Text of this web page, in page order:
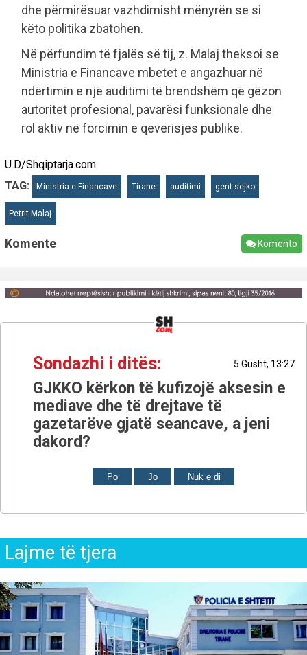
dhe përmirësuar vazhdimisht mënyrën se si
këto politika zbatohen.
Në përfundim të fjalës së tij, z. Malaj theksoi se
Ministria e Financave mbetet e angazhuar në
ndërtimin e një auditimi të brendshëm që gëzon
autoritet profesional, pavarësi funksionale dhe
rol aktiv në forcimin e qeverisjes publike.
U.D/Shqiptarja.com
TAG:
Ministria e Financave Tirane auditimi gent sejko
Petrit Malaj
Komente Komento
Sondazhi i ditës: 5 Gusht, 13:27
GJKKO kërkon të kufizojë aksesin e
mediave dhe të drejtave të
gazetarëve gjatë seancave, a jeni
dakord?
Po Jo Nuk e di
Lajme të tjera